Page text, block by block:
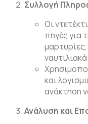
Συλλογή
Οι
πηγές για
και
ανάκτηση
Ανάλυση και